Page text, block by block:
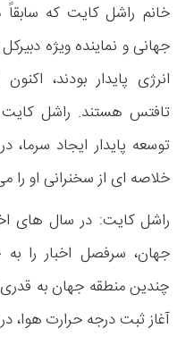
خانم راشل کایت که
جهانی و نماینده ویژه
انرژی پایدار بودند،
تافتس هستند. راشل
خلاصه ای از سخنرانی او را
راشل کایت: در سال های
جهان، سرفصل اخبار را
چندین منطقه جهان به قدری
آغاز ثبت درجه حرارت هوا، در سال